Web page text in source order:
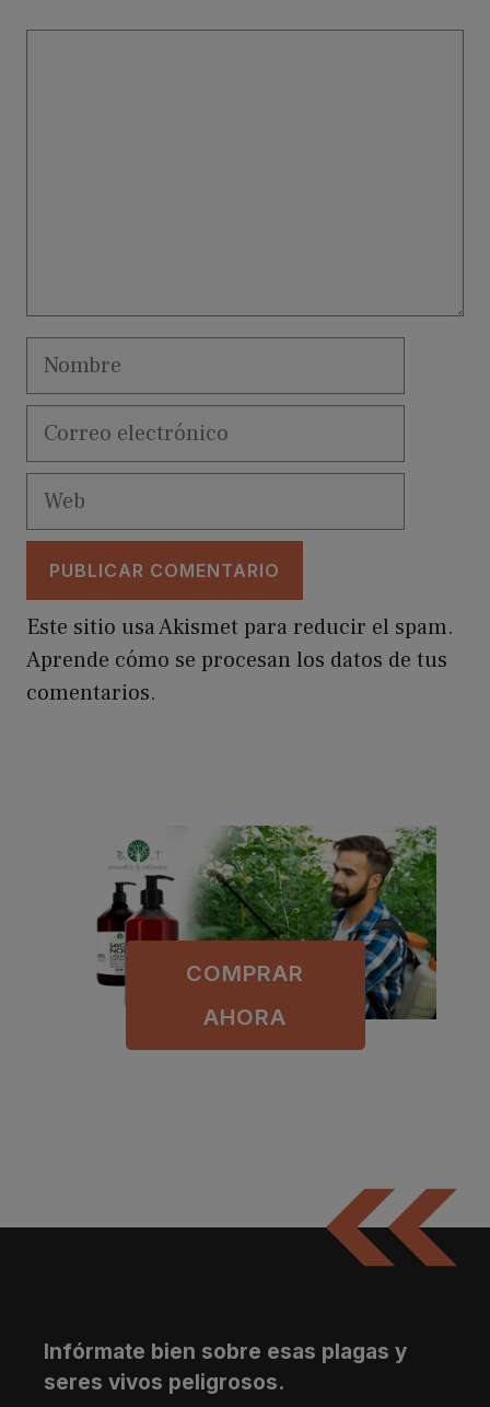
Nombre
Correo
Web
Este sitio usa Akismet para reducir el spam.
Aprende cómo se procesan los datos de tus
comentarios.
COMPRAR
AHORA
Infórmate bien sobre esas plagas y
seres vivos peligrosos.